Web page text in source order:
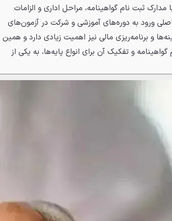
مدارک ثبت نام گواهینامه، مراحل اداری و الزامات
اصلی ورود به دوره‌های آموزشی و شرکت در آزمون‌های
و برنامه‌ریزی مالی نیز اهمیت زیادی دارد و همین
و تفکیک آن برای انواع پایه‌ها، به یکی از